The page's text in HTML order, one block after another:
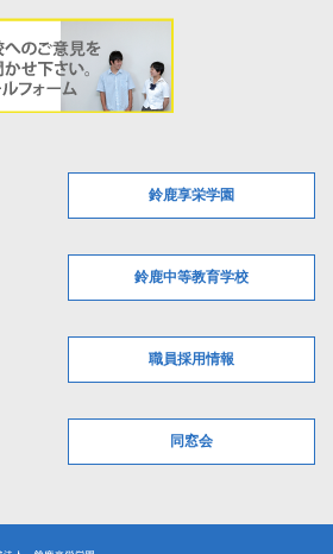
鈴鹿享栄学園
鈴鹿中等教育学校
職員採用情報
同窓会